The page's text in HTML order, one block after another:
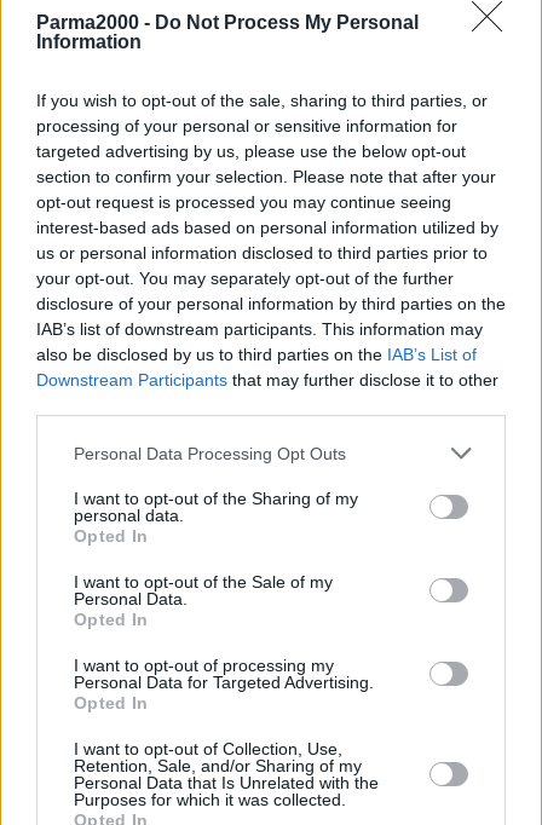
Parma2000 - Do Not Process My Personal
Information
If you wish to opt-out of the sale, sharing to third parties, or
processing of your personal or sensitive information for
targeted advertising by us, please use the below opt-out
section to confirm your selection. Please note that after your
opt-out request is processed you may continue seeing
interest-based ads based on personal information utilized by
us or personal information disclosed to third parties prior to
your opt-out. You may separately opt-out of the further
disclosure of your personal information by third parties on the
IAB’s list of downstream participants. This information may
also be disclosed by us to third parties on the IAB’s List of
Downstream Participants that may further disclose it to other
Personal Data Processing Opt Outs
I want to opt-out of the Sharing of my
personal data.
Opted In
I want to opt-out of the Sale of my
Personal Data.
Opted In
I want to opt-out of processing my
Personal Data for Targeted Advertising.
Opted In
I want to opt-out of Collection, Use,
Retention, Sale, and/or Sharing of my
Personal Data that Is Unrelated with the
Purposes for which it was collected.
Opted In
Il Presidente Braglia sottolinea che «A Modena sono 333 gli
di euro che servono per la rimessa in funzione dei servizi pubblici e
delle infrastrutture di reti strategiche e di questi, oltre 11 milioni
servono per il ripristino delle strade provinciali con oltre 20 frane e
dissesti che stanno interessando tutto l’appennino».
La rete viaria provinciale è stata particolarmente colpita dalle
abbondanti piogge delle settimane scorse, in particolare sulla
strada provinciale 3 Via Giardini in località “la Fontanina” e sulla
strada provinciale 19 che collega Sassuolo a Prignano, in un tratto
vicino al ponte del Pescale, dove si circola con transito ridotto a
Riolunato e Montecreto.
Disagi anche sulla provinciale 28 a Palagano, sulla 33 a Frassineti,
sulla provinciale 31 in località Cà Matta, sulla provinciale 27 a
Montese, sulla fondovalle Panaro (provinciale 4) a ponte Samone,
sulla provinciale 25 a Zocca, sulla 21 nella zona di San Dalmazio,
sulla sp 18 a Puianello, sulla provinciale 20 a Montegibbio e sulla
provinciale 486 a Casola di Montefiorino.
Oltre ai danni del maltempo di maggio, la rete provinciale è stata
interessata anche dall’evento meteo di giovedì 13 luglio,
interessando particolarmente la strada provinciale 42 nel territorio
di Lama Mocogno, con la caduta di rami in strada e provocando